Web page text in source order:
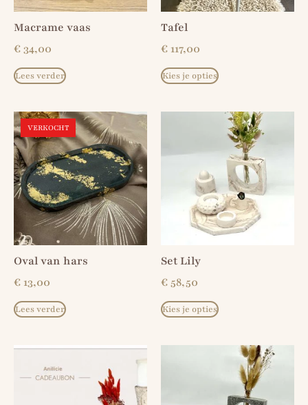
Macrame vaas
€34,00
Lees verder
Tafel
€ 117,00
Kies je opties
VERKOCHT
Oval van hars
€ 13,00
Lees verder
Set Lily
€58,50
Kies je opties